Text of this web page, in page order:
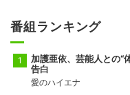
番組ランキング
加護亜依、芸能人との“
告白
愛のハイエナ